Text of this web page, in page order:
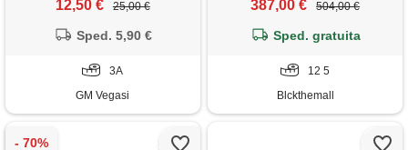
12,50 € 25,00 €
Sped. 5,90 €
3A
GM Vegasi
387,00 € 504,00 €
Sped. gratuita
12 5
Blckthemall